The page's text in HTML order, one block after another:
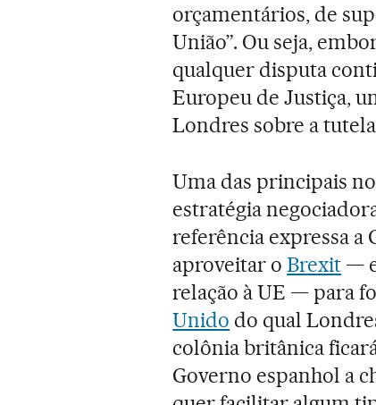
orçamentários, de
União”. Ou seja,
qualquer disputa
Europeu de Justiça,
Londres sobre a
Uma das principais
estratégia
referência expressa a
aproveitar oBrexit— e
relação à UE — para
Unido do qual
colônia britânica
Governo espanhol a